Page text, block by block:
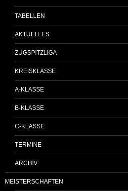
TABELLEN
AKTUELLES
ZUGSPITZLIGA
KREISKLASSE
A-KLASSE
B-KLASSE
C-KLASSE
TERMINE
ARCHIV
MEISTERSCHAFTEN